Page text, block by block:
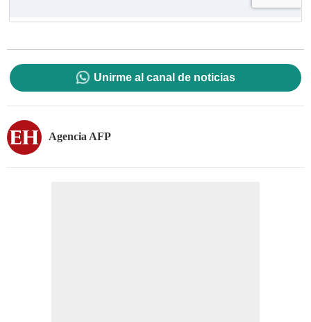
Unirme al canal de noticias
Agencia AFP